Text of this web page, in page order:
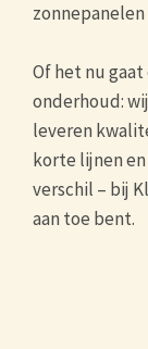
zonnepanelen
Of het nu
onderhoud:
leveren
korte lijnen
verschil – bij
aan toe bent.